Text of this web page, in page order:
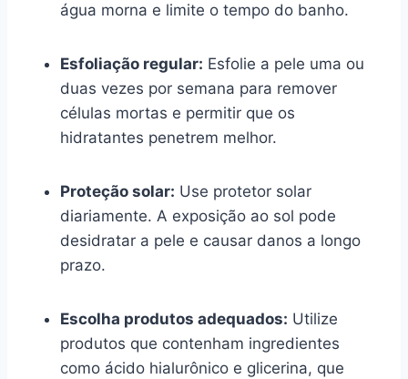
água morna e limite o tempo do banho.
Esfoliação regular: Esfolie a pele uma ou
duas vezes por semana para remover
células mortas e permitir que os
hidratantes penetrem melhor.
Proteção solar: Use protetor solar
diariamente. A exposição ao sol pode
desidratar a pele e causar danos a longo
prazo.
Escolha produtos adequados: Utilize
produtos que contenham ingredientes
como ácido hialurônico e glicerina, que